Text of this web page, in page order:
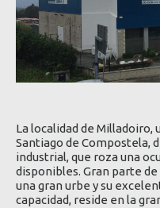
La localidad de Milladoiro,
Santiago de Compostela,
industrial, que roza una
disponibles. Gran parte de
una gran urbe y su
capacidad, reside en la